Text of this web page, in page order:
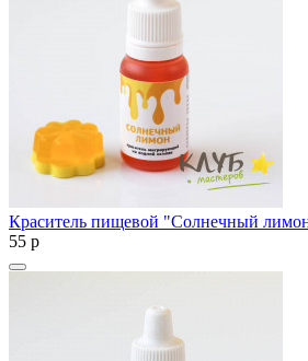
Краситель пищевой "Солнечный
55 p